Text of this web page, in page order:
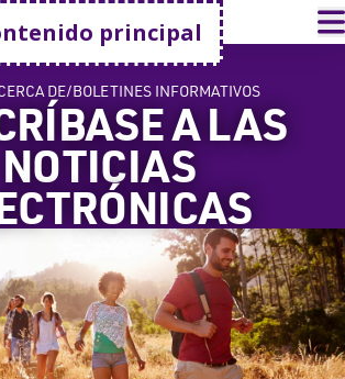
principal
Volver a casa
DE BOLETINES INFORMATIVOS
A LAS
NOTICIAS